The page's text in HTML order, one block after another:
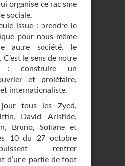
organise ce racisme
sociale.
issue : prendre le
pour nous-même
autre société, le
C’est le sens de notre
: construire un
et prolétaire,
internationaliste.
jour tous les Zyed,
David, Aristide,
Bruno, Sofiane et
10 du 27 octobre
rentrer
d’une partie de foot